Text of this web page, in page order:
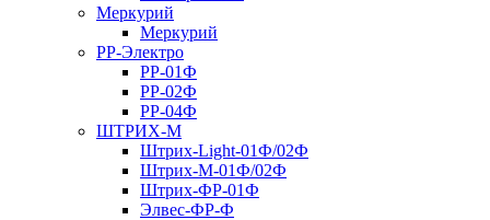
Меркурий
Меркурий
РР-Электро
РР-01Ф
РР-02Ф
РР-04Ф
ШТРИХ-М
Штрих-Light-01Ф/02Ф
Штрих-М-01Ф/02Ф
Штрих-ФР-01Ф
Элвес-ФР-Ф